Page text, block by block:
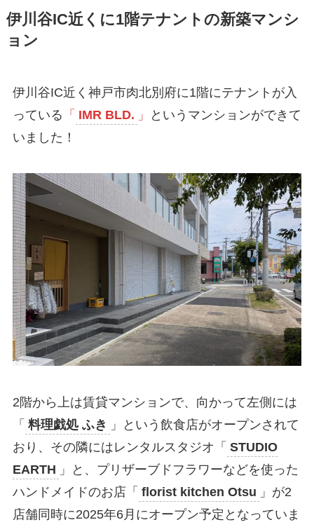
伊川谷IC近くに1階テナントの新築マンシ
ョン
伊川谷IC近く神戸市肉北別府に1階にテナントが入
っている 「 IMR BLD. 」
というマンションができて
いました！
2階から上は賃貸マンションで、向かって左側には
「 料理戯処 ふき
」という飲食店がオープンされて
おり、その隣にはレンタルスタジオ「 STUDIO
EARTH 」と、プリザーブドフラワーなどを使った
ハンドメイドのお店「 florist kitchen Otsu 」が2
店舗同時に2025年6月にオープン予定となっていま